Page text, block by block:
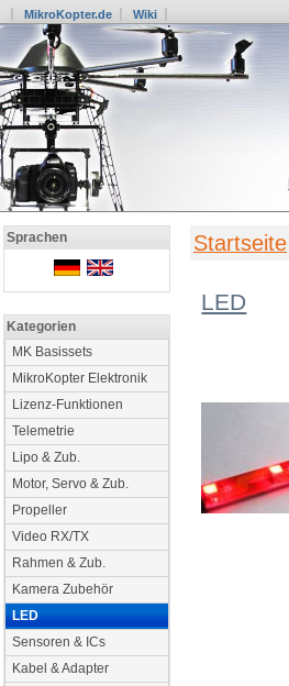
MikroKopter.de Wiki
Sprachen
Kategorien
MK Basissets
MikroKopter Elektronik
Lizenz-Funktionen
Telemetrie
Lipo & Zub.
Motor, Servo & Zub.
Propeller
Video RX/TX
Rahmen & Zub.
Kamera Zubehör
LED
Sensoren & ICs
Kabel & Adapter
Startseite
LED